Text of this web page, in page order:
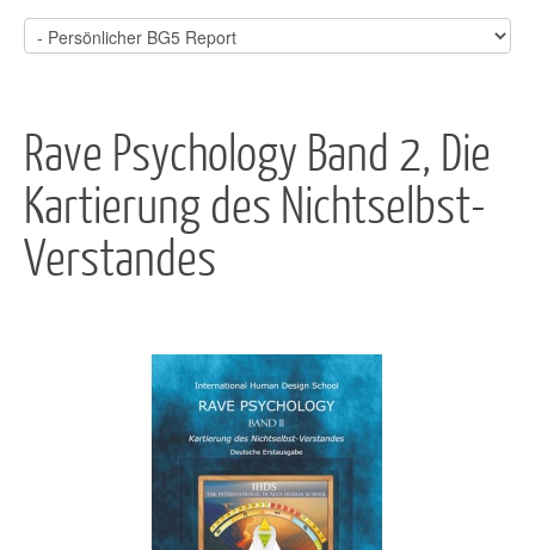
Rave Psychology Band 2, Die
Kartierung des Nichtselbst-
Verstandes